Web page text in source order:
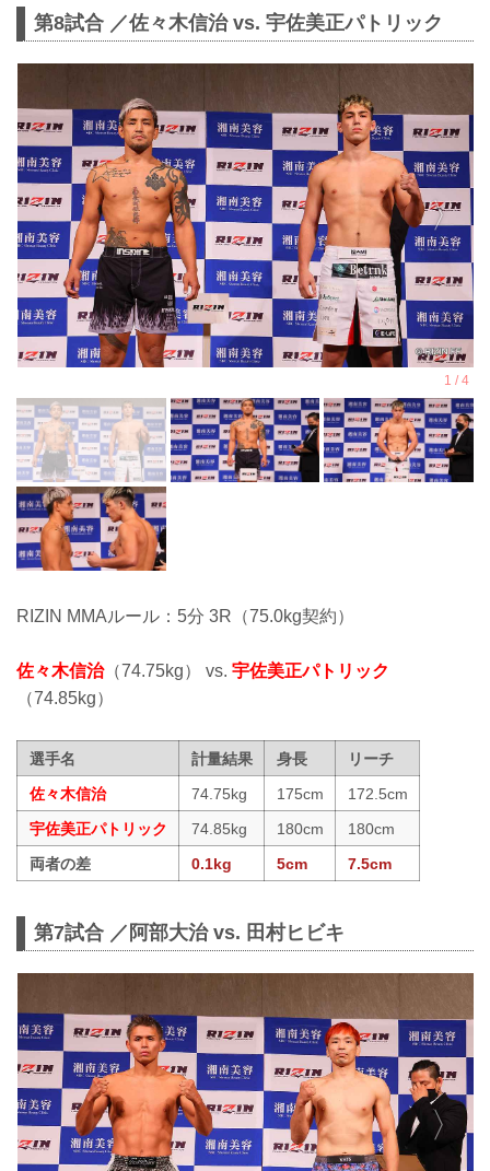
第8試合 ／佐々木信治 vs. 宇佐美正パトリック
RIZIN MMAルール：5分 3R（75.0kg契約）
佐々木信治（74.75kg） vs. 宇佐美正パトリック
（74.85kg）
選手名 計量結果 身長
リーチ
佐々木信治
74.75kg 175cm
172.5cm
宇佐美正パトリック
74.85kg 180cm
180cm
両者の差
0.1kg 5cm 7.5cm
第7試合 ／阿部大治 vs. 田村ヒビキ